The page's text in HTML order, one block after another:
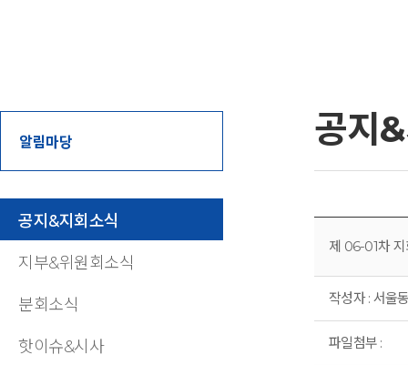
알림마당
공지&지회소식
지부&위원회소식
분회소식
핫이슈&시사
공지
제 06-01차
작성자 : 서울
파일첨부 :